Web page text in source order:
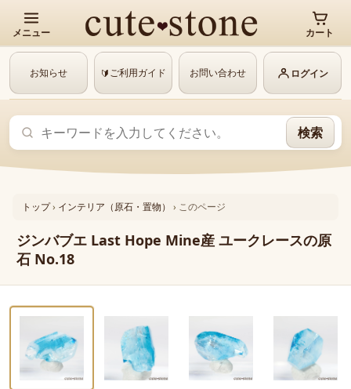
メニュー カート
お知らせ 🔰ご利用ガイド お問い合わせ ログイン
検索
トップ› インテリア（原石・置物） › このページ
ジンバブエ Last Hope Mine産 ユークレースの原
石 No.18
‹
動画あり